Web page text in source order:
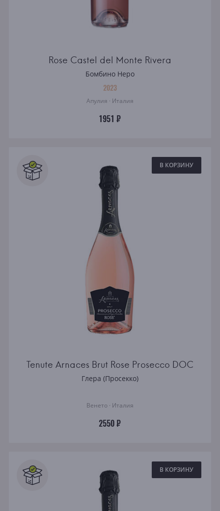
Rose Castel del Monte Rivera
Бомбино Неро
2023
Апулия · Италия
1951 ₽
В КОРЗИНУ
Tenute Arnaces Brut Rose Prosecco DOC
Глера (Просекко)
Венето · Италия
2550 ₽
В КОРЗИНУ